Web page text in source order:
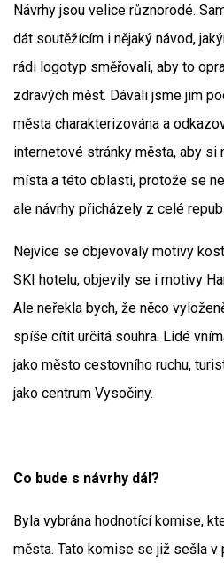
Návrhy jsou velice různorodé.
dát soutěžícím i nějaký návod,
rádi logotyp směřovali, aby to
zdravých měst. Dávali jsme jim
města charakterizována a
internetové stránky města, aby
místa a této oblasti, protože se
ale návrhy přicházely z celé
Nejvíce se objevovaly motivy
SKI hotelu, objevily se i motivy
Ale neřekla bych, že něco
spíše cítit určitá souhra. Lidé
jako město cestovního ruchu,
jako centrum Vysočiny.
Co bude s návrhy dál?
Byla vybrána hodnotící komise,
města. Tato komise se již sešla v